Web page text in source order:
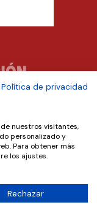
Política de privacidad
nuestros visitantes,
personalizado y
Para obtener más
los ajustes.
Rechazar